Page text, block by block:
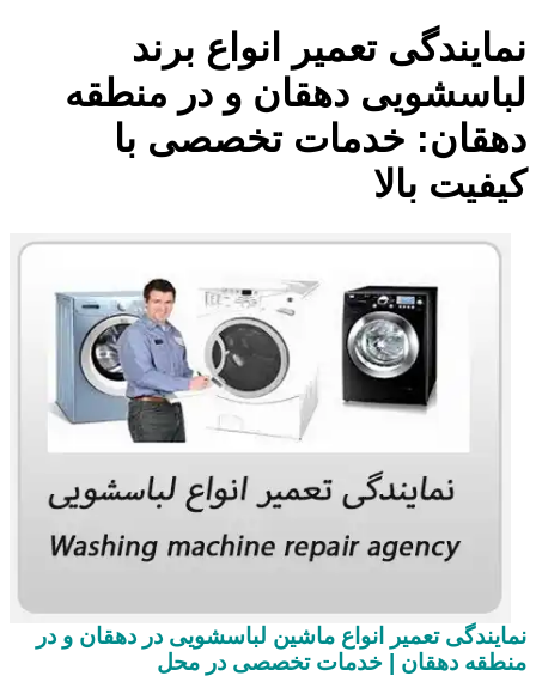
نمایندگی تعمیر انواع برند
لباسشویی دهقان و در منطقه
دهقان: خدمات تخصصی با
کیفیت بالا
نمایندگی تعمیر انواع ماشین لباسشویی در دهقان و در
منطقه دهقان | خدمات تخصصی در محل